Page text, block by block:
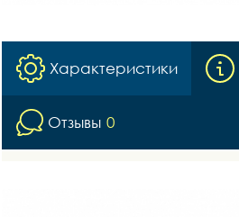
Характеристики
Отзывы 0